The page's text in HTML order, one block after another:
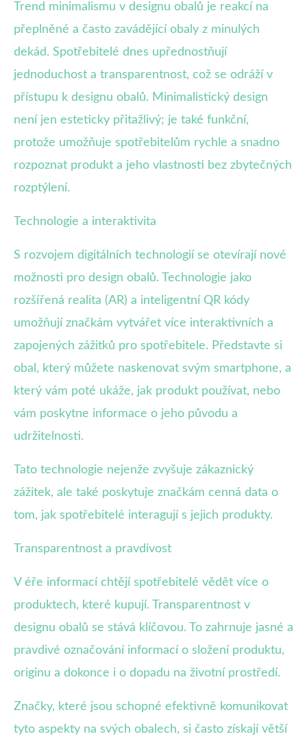
Trend minimalismu v designu obalů je reakcí na
přeplněné a často zavádějící obaly z minulých
dekád. Spotřebitelé dnes upřednostňují
jednoduchost a transparentnost, což se odráží v
přístupu k designu obalů. Minimalistický design
není jen esteticky přitažlivý; je také funkční,
protože umožňuje spotřebitelům rychle a snadno
rozpoznat produkt a jeho vlastnosti bez zbytečných
rozptýlení.
Technologie a interaktivita
S rozvojem digitálních technologií se otevírají nové
možnosti pro design obalů. Technologie jako
rozšířená realita (AR) a inteligentní QR kódy
umožňují značkám vytvářet více interaktivních a
zapojených zážitků pro spotřebitele. Představte si
obal, který můžete naskenovat svým smartphone, a
který vám poté ukáže, jak produkt používat, nebo
vám poskytne informace o jeho původu a
udržitelnosti.
Tato technologie nejenže zvyšuje zákaznický
zážitek, ale také poskytuje značkám cenná data o
tom, jak spotřebitelé interagují s jejich produkty.
Transparentnost a pravdivost
V éře informací chtějí spotřebitelé vědět více o
produktech, které kupují. Transparentnost v
designu obalů se stává klíčovou. To zahrnuje jasné a
pravdivé označování informací o složení produktu,
originu a dokonce i o dopadu na životní prostředí.
Značky, které jsou schopné efektivně komunikovat
tyto aspekty na svých obalech, si často získají větší